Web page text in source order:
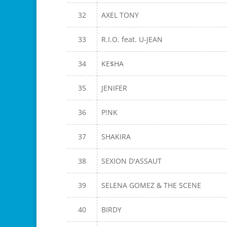
32 AXEL TONY
33 R.I.O. feat. U-JEAN
34 KE$HA
35 JENIFER
36 P!NK
37 SHAKIRA
38 SEXION D'ASSAUT
39 SELENA GOMEZ & THE SCENE
40 BIRDY